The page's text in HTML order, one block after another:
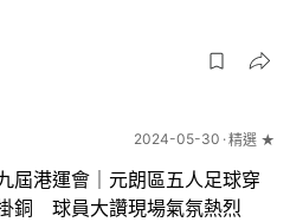
2024-05-30 精選 ★
屆港運會｜元朗區五人足球穿
銅 球員大讚現場氣氛熱烈